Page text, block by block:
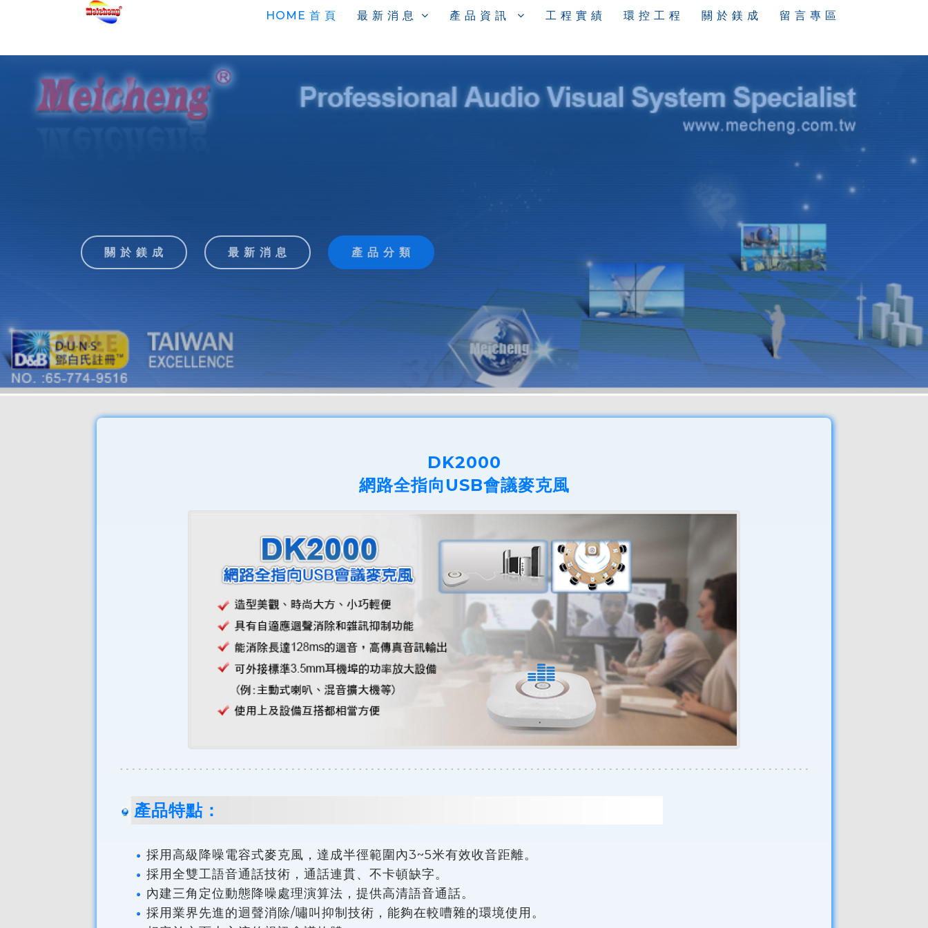
HOME 首 頁 最 新 消 息 產 品 資 訊 工 程 實 績 環 控 工 程 關 於 鎂 成 留 言 專 區
關 於 鎂 成 最 新 消 息 產 品 分 類
DK2000
網路全指向USB會議麥克風
產品特點：
採用高級降噪電容式麥克風，達成半徑範圍內3~5米有效收音距離。
採用全雙工語音通話技術，通話連貫、不卡頓缺字。
內建三角定位動態降噪處理演算法，提供高清語音通話。
採用業界先進的迴聲消除/嘯叫抑制技術，能夠在較嘈雜的環境使用。